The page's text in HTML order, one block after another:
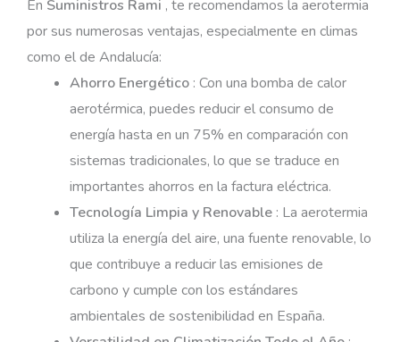
En Suministros Rami , te recomendamos la aerotermia
por sus numerosas ventajas, especialmente en climas
como el de Andalucía:
Ahorro Energético : Con una bomba de calor
aerotérmica, puedes reducir el consumo de
energía hasta en un 75% en comparación con
sistemas tradicionales, lo que se traduce en
importantes ahorros en la factura eléctrica.
Tecnología Limpia y Renovable : La aerotermia
utiliza la energía del aire, una fuente renovable, lo
que contribuye a reducir las emisiones de
carbono y cumple con los estándares
ambientales de sostenibilidad en España.